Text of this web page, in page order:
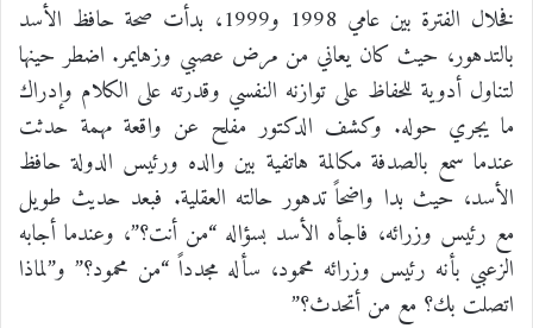
فخلال الفترة بين عامي 1998 و1999، بدأت صحة حافظ الأسد
بالتدهور، حيث كان يعاني من مرض عصبي وزهايمر. اضطر حينها
لتناول أدوية للحفاظ على توازنه النفسي وقدرته على الكلام وإدراك
ما يجري حوله. وكشف الدكتور مفلح عن واقعة مهمة حدثت
عندما سمع بالصدفة مكالمة هاتفية بين والده ورئيس الدولة حافظ
الأسد، حيث بدا واضحاً تدهور حالته العقلية. فبعد حديث طويل
مع رئيس وزرائه، فاجأه الأسد بسؤاله “من أنت؟”، وعندما أجابه
الزعبي بأنه رئيس وزرائه محمود، سأله مجدداً “من محمود؟” و”لماذا
اتصلت بك؟ مع من أتحدث؟”